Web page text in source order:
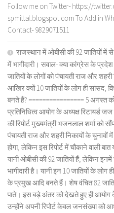
Follow me on Twitter- https://
spmittal.blogspot.com To Add in
Contact- 9829071511
राजस्थान में ओबीसी की 92 जातियों में से
में भागीदारी। सवाल- क्या कांग्रेस के प्रदेश
जातियों के लोगों को पंचायती राज और
आखिर क्यों 10 जातियों के लोग ही सांसद,
बनते हैं? ================ 5 अगस्त
प्रतिनिधित्व आयोग के अध्यक्ष रिटायर्ड
की रिपोर्ट मुख्यमंत्री भजनलाल शर्मा को
पंचायती राज और शहरी निकायों के चुनावों
होगा, लेकिन इस रिपोर्ट में चौकाने वाली
यानी ओबीसी की 92 जातियों हैं, लेकिन इनमें
भागीदारी है। यानी इन 10 जातियों के लोग
के प्रमुख आदि बनते हैं। शेष वंचित 82
पाते। इस बड़े अंतर को देखते हुए ही आयोग के
उन्होंने अपनी रिपोर्ट केवल जनसंख्या को